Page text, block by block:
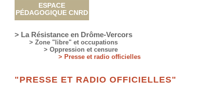
ESPACE
PÉDAGOGIQUE CNRD
> La Résistance en Drôme-Vercors
> Zone "libre" et occupations
> Oppression et censure
> Presse et radio officielles
"PRESSE ET RADIO OFFICIELLES"